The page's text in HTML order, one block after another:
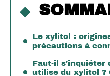
Le xylitol :
précautions à
Faut-il s’inquiéter
utilise du xylitol ?